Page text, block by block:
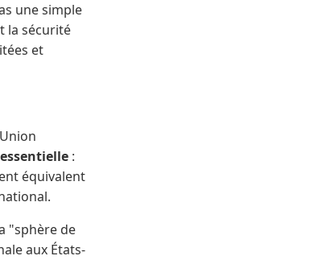
une simple
la sécurité
et
:
équivalent
"sphère de
aux États-